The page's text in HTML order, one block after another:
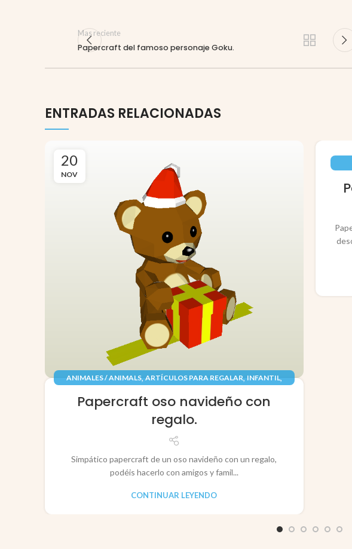
Mas reciente
Papercraft del famoso personaje Goku.
ENTRADAS RELACIONADAS
20
NOV
ANIMALES / ANIMALS, ARTÍCULOS PARA REGALAR, INFANTIL,
Papercraft oso navideño con
regalo.
Simpático papercraft de un oso navideño con un regalo,
podéis hacerlo con amigos y famil...
CONTINUAR LEYENDO